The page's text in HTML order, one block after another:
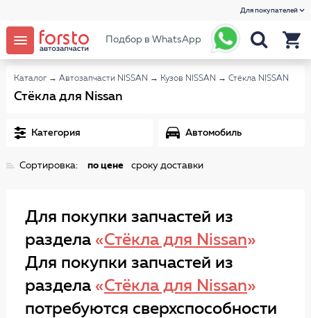
Для покупателей
Подбор в WhatsApp
Каталог → Автозапчасти NISSAN → Кузов NISSAN → Стёкла NISSAN
Стёкла для Nissan
Категория Автомобиль
Сортировка: по цене сроку доставки
Для покупки запчастей из
раздела «Стёкла для Nissan»
Для покупки запчастей из
раздела «Стёкла для Nissan»
потребуются сверхспособности